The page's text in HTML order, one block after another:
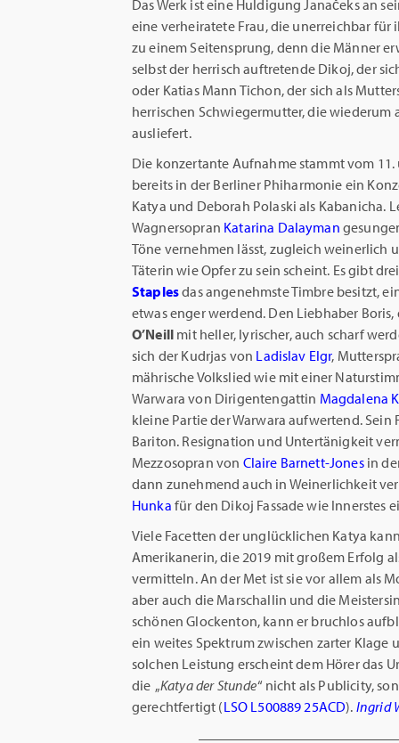
Das Werk ist eine Huldigung Janačeks an
eine verheiratete Frau, die unerreichbar
zu einem Seitensprung, denn die Männer
selbst der herrisch auftretende Dikoj, der
oder Katias Mann Tichon, der sich als
herrischen Schwiegermutter, die wiederum
ausliefert.
Die konzertante Aufnahme stammt vom 11.
bereits in der Berliner Phiharmonie ein
Katya und Deborah Polaski als Kabanicha.
Wagnersopran Katarina Dalayman
Töne vernehmen lässt, zugleich weinerlich
Täterin wie Opfer zu sein scheint. Es gibt
Staplesdas angenehmste Timbre besitzt,
etwas enger werdend. Den Liebhaber
O’Neill mit heller, lyrischer, auch scharf
sich der Kudrjas von Ladislav Elgr,
mährische Volkslied wie mit einer
Warwara von Dirigentengattin Magdalena
kleine Partie der Warwara aufwertend. Sein
Bariton. Resignation und Untertänigkeit
Mezzosopran von Claire Barnett-Jonesin
dann zunehmend auch in Weinerlichkeit
Hunka für den Dikoj Fassade wie Innerstes
Viele Facetten der unglücklichen Katya
Amerikanerin, die 2019 mit großem Erfolg
vermitteln. An der Met ist sie vor allem als
aber auch die Marschallin und die
schönen Glockenton, kann er bruchlos
ein weites Spektrum zwischen zarter Klage
solchen Leistung erscheint dem Hörer das
die „Katya der Stunde“ nicht als Publicity,
gerechtfertigt (LSO L500889 25ACD). Ingrid